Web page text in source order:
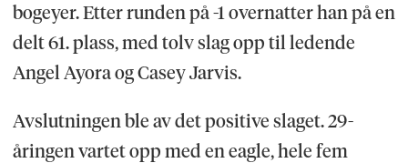
bogeyer. Etter runden på -1 overnatter han på en
delt 61. plass, med tolv slag opp til ledende
Angel Ayora og Casey Jarvis.
Avslutningen ble av det positive slaget. 29-
åringen vartet opp med en eagle, hele fem